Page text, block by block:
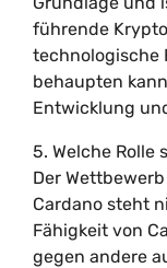
führende
technologische
behaupten
Entwicklung
5. Welche Rolle
Der
Cardano steht
Fähigkeit von
gegen andere